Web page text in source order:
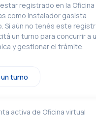
registrado en la Oficina
como instalador gasista
Si aún no tenés este
un turno para concurrir a
y gestionar el trámite.
turno
activa de Oficina virtual